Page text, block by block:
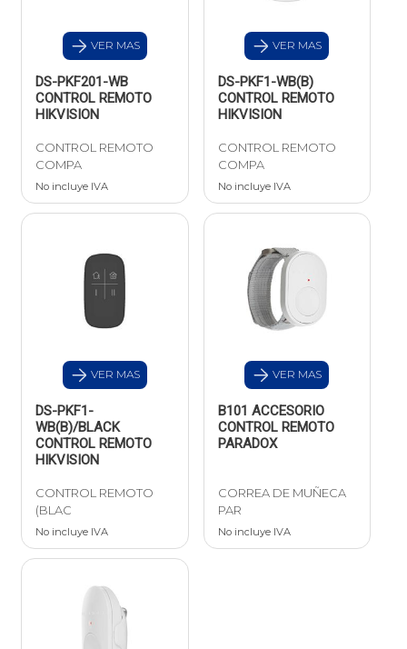
VER MAS
DS-PKF201-WB
CONTROL REMOTO
HIKVISION
CONTROL REMOTO
COMPA
No incluye IVA
VER MAS
DS-PKF1-WB(B)
CONTROL REMOTO
HIKVISION
CONTROL REMOTO
COMPA
No incluye IVA
VER MAS
DS-PKF1-
WB(B)/BLACK
CONTROL REMOTO
HIKVISION
CONTROL REMOTO
(BLAC
No incluye IVA
VER MAS
B101 ACCESORIO
CONTROL REMOTO
PARADOX
CORREA DE MUÑECA
PAR
No incluye IVA